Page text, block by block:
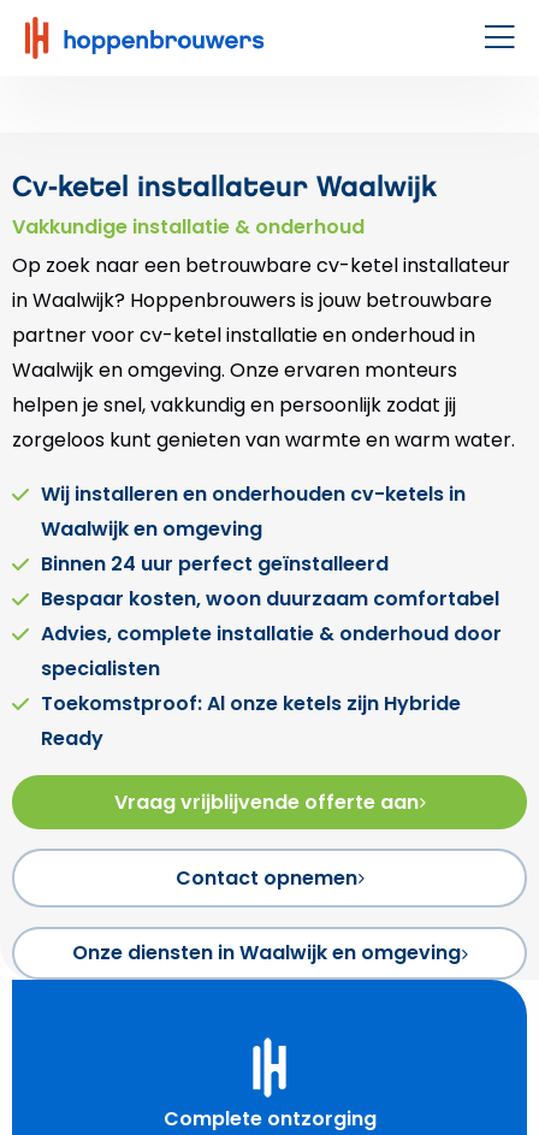
Hoppenbrouwers
|
Cv-ketel installateur Waalwijk
Vakkundige installatie & onderhoud
Op zoek naar een betrouwbare cv-ketel installateur
in Waalwijk? Hoppenbrouwers is jouw betrouwbare
partner voor cv-ketel installatie en onderhoud in
Waalwijk en omgeving. Onze ervaren monteurs
helpen je snel, vakkundig en persoonlijk zodat jij
zorgeloos kunt genieten van warmte en warm water.
Wij installeren en onderhouden cv-ketels in
Waalwijk en omgeving
Binnen 24 uur perfect geïnstalleerd
Bespaar kosten, woon duurzaam comfortabel
Advies, complete installatie & onderhoud door
specialisten
Toekomstproof: Al onze ketels zijn Hybride
Ready
Vraag vrijblijvende offerte aan
Contact opnemen
Onze diensten in Waalwijk en omgeving
Complete ontzorging